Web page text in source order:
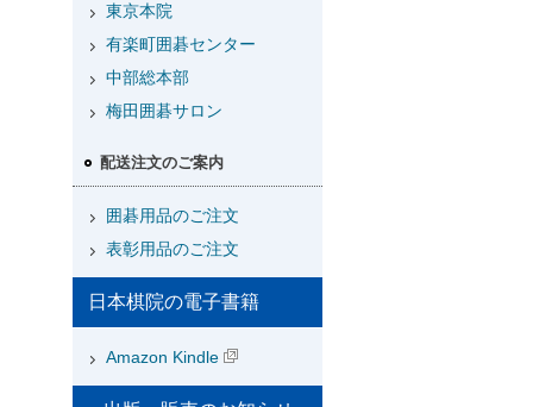
東京本院
有楽町囲碁センター
中部総本部
梅田囲碁サロン
配送注文のご案内
囲碁用品のご注文
表彰用品のご注文
日本棋院の電子書籍
Amazon Kindle